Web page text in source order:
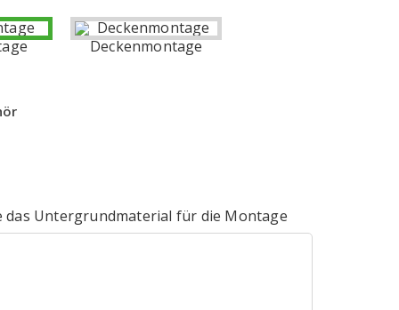
Deckenmontage
das Untergrundmaterial für die Montage